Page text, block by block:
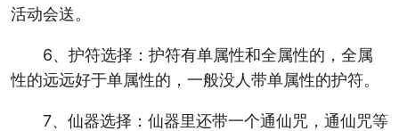
活动会送。
6、护符选择：护符有单属性和全属性的，全属
性的远远好于单属性的，一般没人带单属性的护符。
7、仙器选择：仙器里还带一个通仙咒，通仙咒等